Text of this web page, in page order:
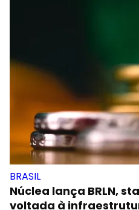
BRASIL
Núclea lança BRLN,
voltada à